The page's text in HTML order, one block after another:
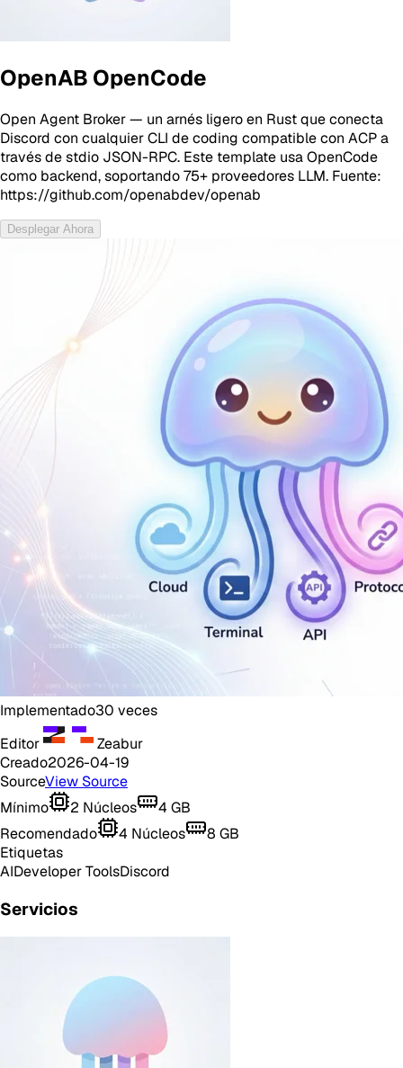
OpenAB OpenCode
Open Agent Broker — un arnés ligero en Rust que conecta
Discord con cualquier CLI de coding compatible con ACP a
través de stdio JSON-RPC. Este template usa OpenCode
como backend, soportando 75+ proveedores LLM. Fuente:
https://github.com/openabdev/openab
Desplegar Ahora
Implementado30 veces
Editor
Zeabur
Creado2026-04-19
SourceView Source
Mínimo
2 Núcleos 4 GB
Recomendado
4 Núcleos 8 GB
Etiquetas
AIDeveloper ToolsDiscord
Servicios